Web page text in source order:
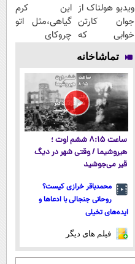
ویدیو هولناک از
جوان کارتن
خوابی که
میلیاردر شد.
آموزش رایگان
این کرم
گیاهی،مثل اتو
چروکای
تماشاخانه
ساعت ۸:۱۵ ششم اوت ؛
هیروشیما / وقتی شهر در دیگ
قیر می‌جوشید
محمدباقر خرازی کیست؟
روحانی جنجالی با ادعاها و
ایده‌های تخیلی
فیلم های دیگر